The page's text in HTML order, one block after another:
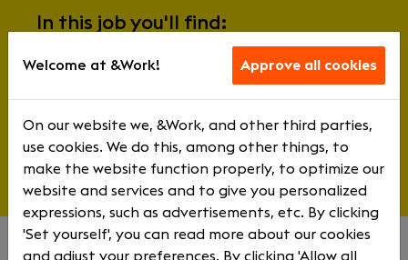
In this job you'll find:
Specialisation
& Depth
& Influence
& Structure
Welcome at &Work! Approve all cookies
On our website we, &Work, and other third parties,
use cookies. We do this, among other things, to
make the website function properly, to optimize our
website and services and to give you personalized
expressions, such as advertisements, etc. By clicking
'Set yourself', you can read more about our cookies
and adjust your preferences. By clicking 'Allow all